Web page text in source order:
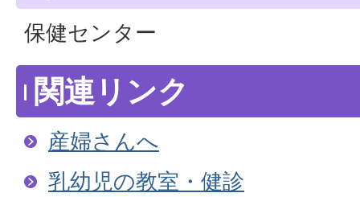
保健センター
関連リンク
産婦さんへ
乳幼児の教室・健診